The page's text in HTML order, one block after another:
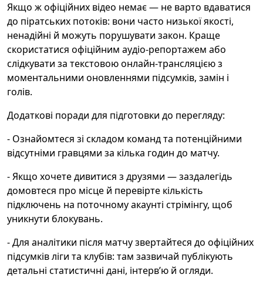
Якщо ж офіційних відео немає — не варто вдаватися
до піратських потоків: вони часто низької якості,
ненадійні й можуть порушувати закон. Краще
скористатися офіційним аудіо-репортажем або
слідкувати за текстовою онлайн‑трансляцією з
моментальними оновленнями підсумків, замін і
голів.
Додаткові поради для підготовки до перегляду:
- Ознайомтеся зі складом команд та потенційними
відсутніми гравцями за кілька годин до матчу.
- Якщо хочете дивитися з друзями — заздалегідь
домовтеся про місце й перевірте кількість
підключень на поточному акаунті стрімінгу, щоб
уникнути блокувань.
- Для аналітики після матчу звертайтеся до офіційних
підсумків ліги та клубів: там зазвичай публікують
детальні статистичні дані, інтерв’ю й огляди.